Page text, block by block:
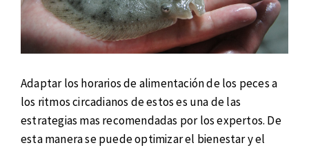
Adaptar los horarios de alimentación de los peces a
los ritmos circadianos de estos es una de las
estrategias mas recomendadas por los expertos. De
esta manera se puede optimizar el bienestar y el